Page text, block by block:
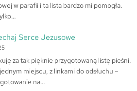
w parafii i ta lista bardzo mi pomogła.
Serce Jezusowe
za tak pięknie przygotowaną listę pieśni.
miejscu, z linkami do odsłuchu –
na…